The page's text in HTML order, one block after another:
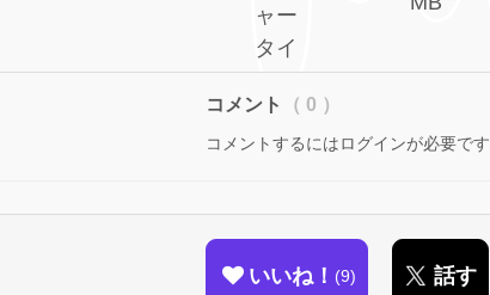
コメント （ 0 ）
コメントするにはログインが必要です
いいね！ 9 話す